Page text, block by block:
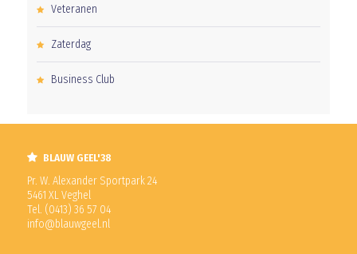
Veteranen
Zaterdag
Business Club
BLAUW GEEL'38
Pr. W. Alexander Sportpark 24
5461 XL Veghel
Tel. (0413) 36 57 04
info@blauwgeel.nl